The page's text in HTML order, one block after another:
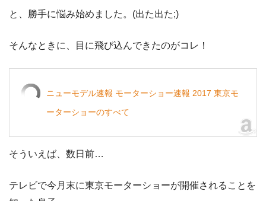
と、勝手に悩み始めました。(出た出た;)
そんなときに、目に飛び込んできたのがコレ！
ニューモデル速報 モーターショー速報 2017 東京モ
ーターショーのすべて
そういえば、数日前…
テレビで今月末に東京モーターショーが開催されることを